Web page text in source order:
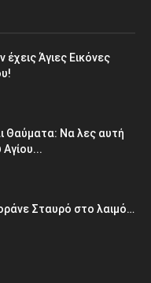
έχεις Άγιες Εικόνες
Θαύματα: Να λες αυτή
Σταυρό στο λαιμό…